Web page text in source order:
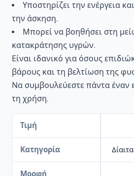
Υποστηρίζει την ενέργεια
την άσκηση.
Μπορεί να βοηθήσει στη
κατακράτησης υγρών.
Είναι ιδανικό για όσους
βάρους και τη βελτίωση της
Να συμβουλεύεστε πάντα έναν
τη χρήση.
Τιμή
Κατηγορία
Μορφή